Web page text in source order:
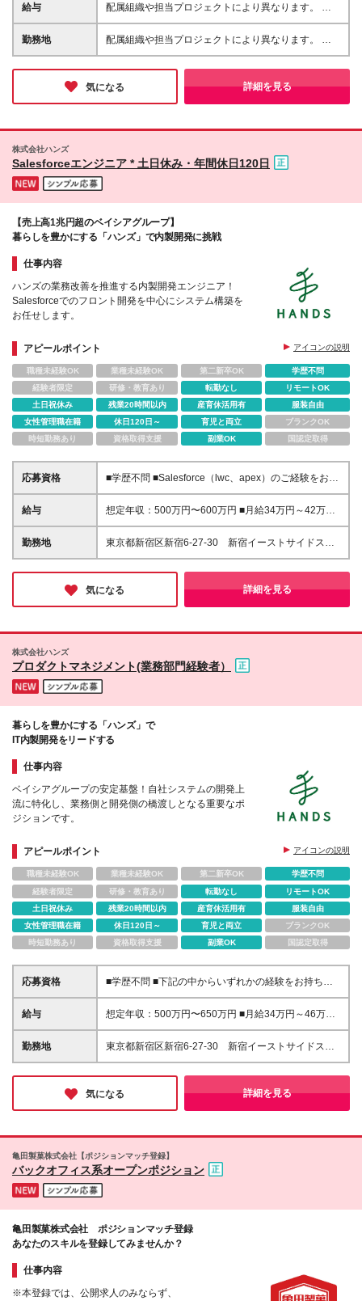
給与
配属組織や担当プロジェクトにより異なります。 想
定年収：400万円～1000万円 ※ご経験やスキルに応じ
て決定します。 ※上記想定年収はあくまでも目安の金
勤務地
配属組織や担当プロジェクトにより異なります。 ◆
新潟本社 新潟県新潟市江南区亀田工業団地3丁目1番1
号 ◆東京オフィス 東京都中央区入船3丁目3番8号 プ
ライムタワー築地 ▼営業職の方は以下の支店で勤務
岡・広島 (変更の範囲)上記を除く当社関連勤務地
気になる 詳細を見る
株式会社ハンズ
Salesforceエンジニア * 土日休み・年間休日120日
【売上高1兆円超のベイシアグループ】
暮らしを豊かにする「ハンズ」で内製開発に挑戦
仕事内容
ハンズの業務改善を推進する内製開発エンジニア！
Salesforceでのフロント開発を中心にシステム構築を
お任せします。
アピールポイント アイコンの説明
職種未経験OK 業種未経験OK 第二新卒OK
学歴不問
経験者限定
研修・教育あり 転勤なし
リモートOK
土日祝休み
残業20時間以内 産育休活用有
服装自由
女性管理職在籍
休日120日～ 育児と両立
ブランクOK
時短勤務あり
資格取得支援 副業OK 国認定取得
応募資格
■学歴不問 ■Salesforce（lwc、apex）のご経験をお持
ちの方 【求める人物像】 ・コミュニケーション力が
ある方（業務部門とお話しができる、したい方） ・
ていても、継続的に学べる方） ・責任感がある方
（期限内にタスクをやりきる気持ちがある方）
給与
想定年収：500万円〜600万円 ■月給34万円～42万円
＋賞与：年2回（6月／12月支給）※業績連動 ※現年
収を考慮し、弊社規定により決定いたします。 ※想定
期間3ヶ月間の待遇・給与・福利厚生の差異はありま
せん。 ※みなし残業なし。残業代は全額別途支給いた
勤務地
東京都新宿区新宿6-27-30 新宿イーストサイドスク
エアWest3階 (変更の範囲)上記を除く当社関連勤務地
気になる 詳細を見る
株式会社ハンズ
プロダクトマネジメント(業務部門経験者）
暮らしを豊かにする「ハンズ」で
IT内製開発をリードする
仕事内容
ベイシアグループの安定基盤！自社システムの開発上
流に特化し、業務側と開発側の橋渡しとなる重要なポ
ジションです。
アピールポイント アイコンの説明
職種未経験OK 業種未経験OK 第二新卒OK
学歴不問
経験者限定
研修・教育あり 転勤なし
リモートOK
土日祝休み
残業20時間以内 産育休活用有
服装自由
女性管理職在籍
休日120日～ 育児と両立
ブランクOK
時短勤務あり
資格取得支援 副業OK 国認定取得
応募資格
■学歴不問 ■下記の中からいずれかの経験をお持ちの
方 1、プロジェクトリーダーの経験 システム開発
（規模は問わず）のリーディングを行った経験 例
ら携わった経験 2、プロジェクトマネジメントの経験
システムを1から開発する上でスケジュール工数の
のの大まかな設計の経験 【求める人物像】 ■変化の激
しい小売業界の内製システムのリプレイスという大き
ンジニアの立場ではなく、上流に入り込むことでより
ユーザーのニーズを引き出す事にやりがいを感じる
たはその領域の知見を伸ばしたい方
給与
想定年収：500万円〜650万円 ■月給34万円～46万円
＋賞与：年2回（6月／12月支給）※業績連動 ※現年
収を考慮し、弊社規定により決定いたします。 ※想定
期間3ヶ月間の待遇・給与・福利厚生の差異はありま
せん。 ※みなし残業なし。残業代は全額別途支給いた
勤務地
東京都新宿区新宿6-27-30 新宿イーストサイドスク
エアWest3階 (変更の範囲)上記を除く当社関連勤務地
気になる 詳細を見る
亀田製菓株式会社【ポジションマッチ登録】
バックオフィス系オープンポジション
亀田製菓株式会社 ポジションマッチ登録
あなたのスキルを登録してみませんか？
仕事内容
※本登録では、公開求人のみならず、